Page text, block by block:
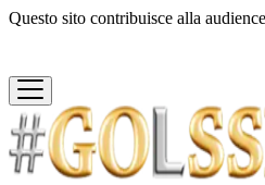
Questo sito contribuisce alla